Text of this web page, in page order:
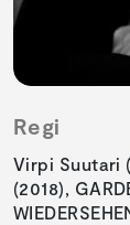
Regi
Virpi Suutari
(2018),